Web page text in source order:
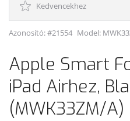
Kedvencekhez
Azonosító: #21554 Model:
Apple Smart
iPad Airhez,
(MWK33ZM/A)